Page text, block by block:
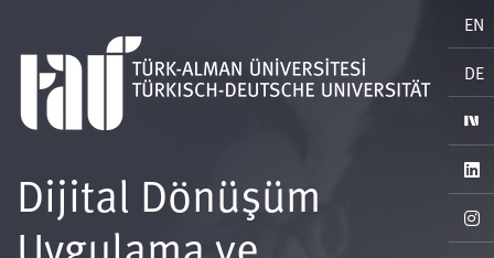
EN
DE
Dijital Dönüşüm